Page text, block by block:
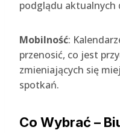
podglądu aktualnych
Mobilność:
przenosić, co jest
zmieniających się
spotkań.
Co Wybrać –